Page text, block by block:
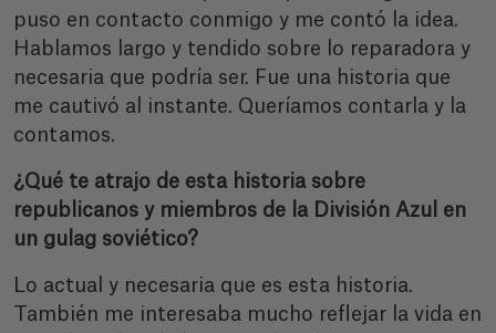
puso en contacto conmigo y me contó la idea.
Hablamos largo y tendido sobre lo reparadora y
necesaria que podría ser. Fue una historia que
me cautivó al instante. Queríamos contarla y la
contamos.
¿Qué te atrajo de esta historia sobre
republicanos y miembros de la División Azul en
un gulag soviético?
Lo actual y necesaria que es esta historia.
También me interesaba mucho reflejar la vida en